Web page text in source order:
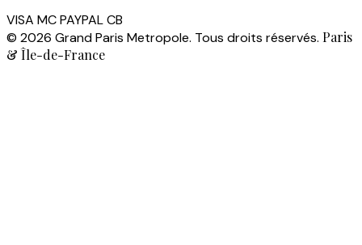
VISA MCPAYPALCB
© 2026 Grand Paris Metropole. Tous droits réservés. Paris
& Île-de-France